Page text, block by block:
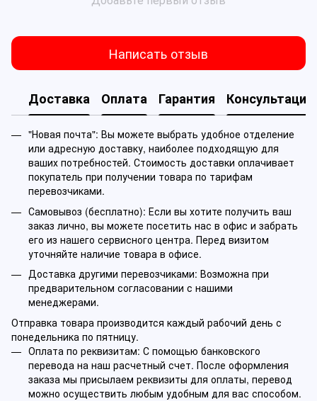
Написать отзыв
Доставка Оплата Гарантия Консультация
"Новая почта": Вы можете выбрать удобное отделение
или адресную доставку, наиболее подходящую для
ваших потребностей. Стоимость доставки оплачивает
покупатель при получении товара по тарифам
перевозчиками.
Самовывоз (бесплатно): Если вы хотите получить ваш
заказ лично, вы можете посетить нас в офис и забрать
его из нашего сервисного центра. Перед визитом
уточняйте наличие товара в офисе.
Доставка другими перевозчиками: Возможна при
предварительном согласовании с нашими
менеджерами.
Отправка товара производится каждый рабочий день с
понедельника по пятницу.
Оплата по реквизитам: С помощью банковского
перевода на наш расчетный счет. После оформления
заказа мы присылаем реквизиты для оплаты, перевод
можно осуществить любым удобным для вас способом.